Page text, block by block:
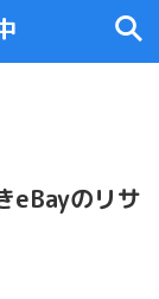
eBayのリサ